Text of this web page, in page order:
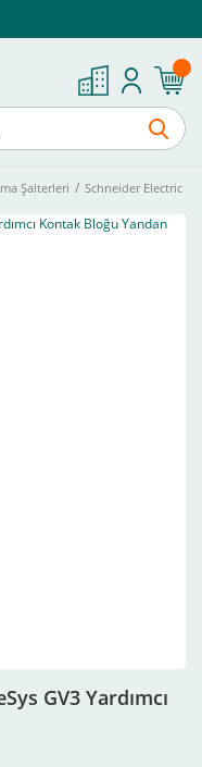
Şalterleri Schneider Electric
GV3 Yardımcı